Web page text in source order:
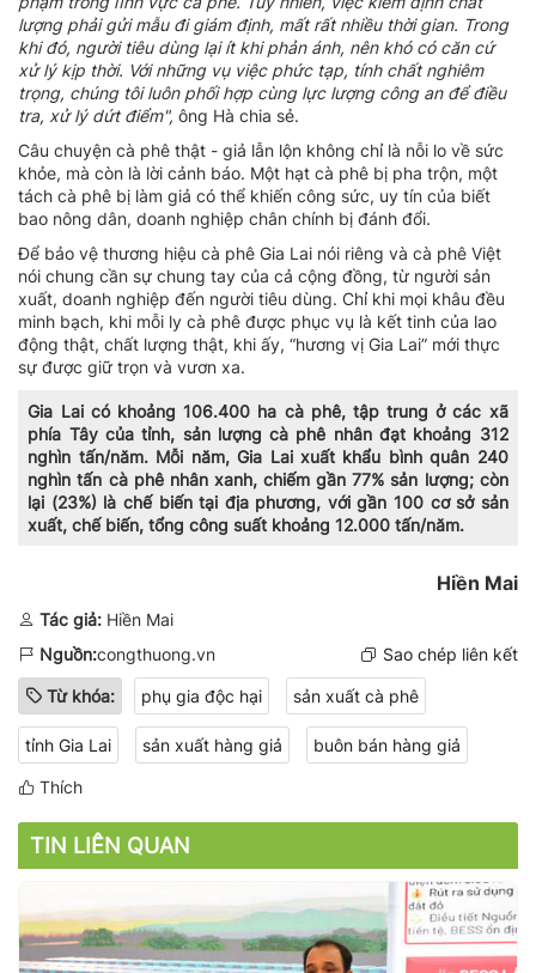
lượng phải gửi mẫu đi giám định, mất rất nhiều thời gian. Trong
khi đó, người tiêu dùng lại ít khi phản ánh, nên khó có căn cứ
xử lý kịp thời. Với những vụ việc phức tạp, tính chất nghiêm
trọng, chúng tôi luôn phối hợp cùng lực lượng công an để điều
tra, xử lý dứt điểm", ông Hà chia sẻ.
Câu chuyện cà phê thật - giả lẫn lộn không chỉ là nỗi lo về sức
khỏe, mà còn là lời cảnh báo. Một hạt cà phê bị pha trộn, một
tách cà phê bị làm giả có thể khiến công sức, uy tín của biết
bao nông dân, doanh nghiệp chân chính bị đánh đổi.
Để bảo vệ thương hiệu cà phê Gia Lai nói riêng và cà phê Việt
nói chung cần sự chung tay của cả cộng đồng, từ người sản
xuất, doanh nghiệp đến người tiêu dùng. Chỉ khi mọi khâu đều
minh bạch, khi mỗi ly cà phê được phục vụ là kết tinh của lao
động thật, chất lượng thật, khi ấy, “hương vị Gia Lai” mới thực
sự được giữ trọn và vươn xa.
Gia Lai có khoảng 106.400 ha cà phê, tập trung ở các xã
phía Tây của tỉnh, sản lượng cà phê nhân đạt khoảng 312
nghìn tấn/năm. Mỗi năm, Gia Lai xuất khẩu bình quân 240
nghìn tấn cà phê nhân xanh, chiếm gần 77% sản lượng; còn
lại (23%) là chế biến tại địa phương, với gần 100 cơ sở sản
xuất, chế biến, tổng công suất khoảng 12.000 tấn/năm.
Hiền Mai
Tác giả: Hiền Mai
Nguồn:congthuong.vn Sao chép liên kết
Từ khóa: phụ gia độc hại sản xuất cà phê
tỉnh Gia Lai sản xuất hàng giả buôn bán hàng giả
Thích
TIN LIÊN QUAN